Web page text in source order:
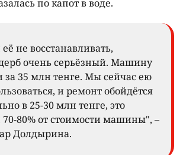
по капот в воде.
не восстанавливать,
очень серьёзный. Машину
35 млн тенге. Мы сейчас ею
и ремонт обойдётся
в 25-30 млн тенге, это
70-80% от стоимости машины", –
Долдырина.